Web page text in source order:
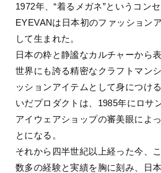
1972年、“着るメガネ”というコン
EYEVANは日本初のファッション
して生まれた。
日本の粋と静謐なカルチャーから
世界にも誇る精密なクラフトマン
ッションアイテムとして身につけ
いだプロダクトは、1985年にロサ
アイウェアショップの審美眼によ
とになる。
それから四半世紀以上経った今、
数多の経験と実績を胸に刻み、日